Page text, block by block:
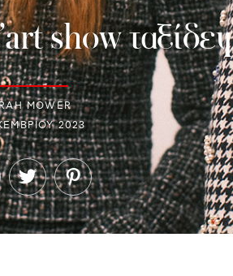
show
MOWER
2023